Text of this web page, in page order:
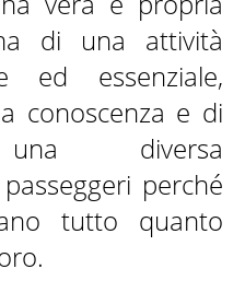
di una attività
ed essenziale,
conoscenza e di
una diversa
perché
tutto quanto